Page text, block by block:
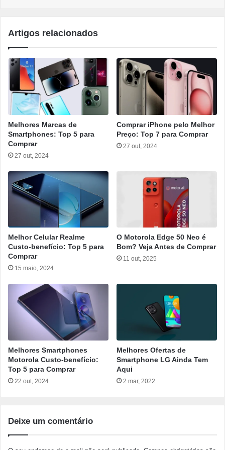
Artigos relacionados
Melhores Marcas de
Smartphones: Top 5 para
Comprar
27 out, 2024
Comprar iPhone pelo Melhor
Preço: Top 7 para Comprar
27 out, 2024
Melhor Celular Realme
Custo-benefício: Top 5 para
Comprar
15 maio, 2024
O Motorola Edge 50 Neo é
Bom? Veja Antes de Comprar
11 out, 2025
Melhores Smartphones
Motorola Custo-benefício:
Top 5 para Comprar
22 out, 2024
Melhores Ofertas de
Smartphone LG Ainda Tem
Aqui
2 mar, 2022
Deixe um comentário